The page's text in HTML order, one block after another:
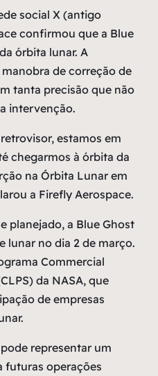
social X (antigo
confirmou que a Blue
órbita lunar. A
de correção de
tanta precisão que não
intervenção.
estamos em
chegarmos à órbita da
na Órbita Lunar em
a Firefly Aerospace.
planejado, a Blue Ghost
lunar no dia 2 de março.
Commercial
da NASA, que
de empresas
representar um
futuras operações